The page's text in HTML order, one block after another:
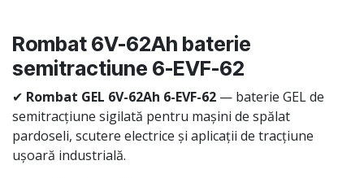
Rombat 6V-62Ah baterie
semitractiune 6-EVF-62
✔ Rombat GEL 6V-62Ah 6-EVF-62 — baterie GEL de
semitracțiune sigilată pentru mașini de spălat
pardoseli, scutere electrice și aplicații de tracțiune
ușoară industrială.